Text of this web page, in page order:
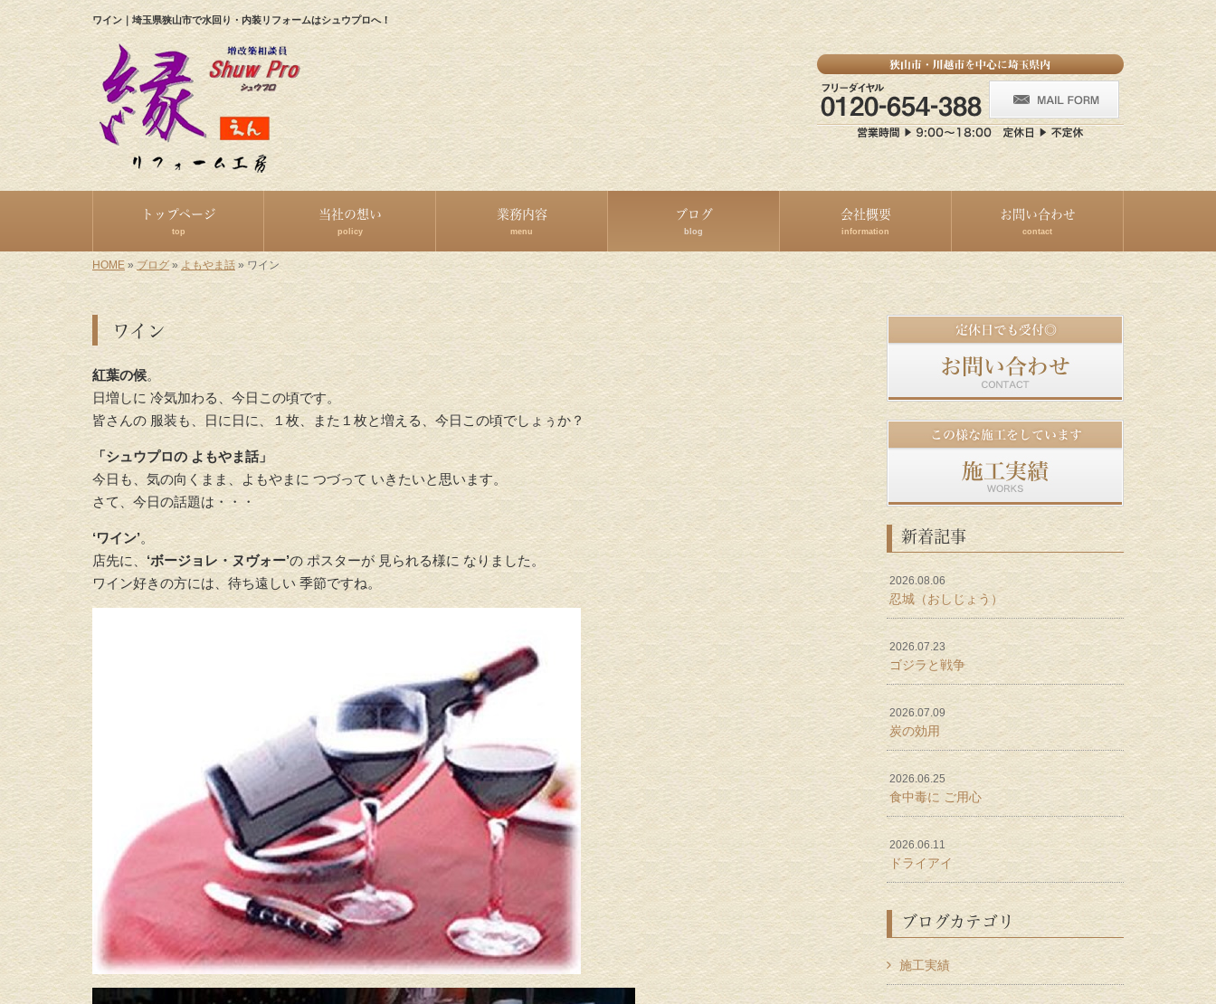
ワイン｜埼玉県狭山市で水回り・内装リフォームはシュウプロへ！
トップページ
top
当社の想い
policy
業務内容
menu
ブログ
blog
会社概要
information
お問い合わせ
contact
HOME» ブログ » よもやま話 » ワイン
ワイン
紅葉の候。
日増しに 冷気加わる、今日この頃です。
皆さんの 服装も、日に日に、１枚、また１枚と増える、今日この頃でしょぅか？
「シュウプロの よもやま話」
今日も、気の向くまま、よもやまに つづって いきたいと思います。
さて、今日の話題は・・・
‘ワイン’。
店先に、 ‘ボージョレ・ヌヴォー’の ポスターが 見られる様に なりました。
ワイン好きの方には、待ち遠しい 季節ですね。
新着記事
2026.08.06
忍城（おしじょう）
2026.07.23
ゴジラと戦争
2026.07.09
炭の効用
2026.06.25
食中毒に ご用心
2026.06.11
ドライアイ
ブログカテゴリ
施工実績